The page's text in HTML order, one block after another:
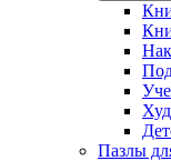
Пазлы